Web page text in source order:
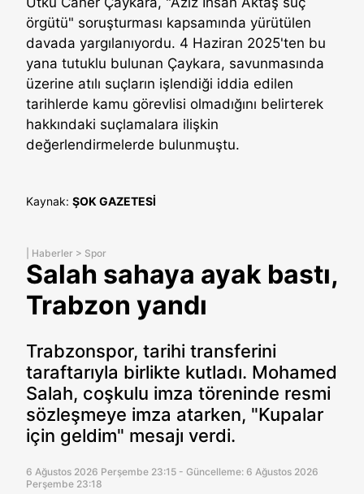
örgütü" soruşturması kapsamında yürütülen
davada yargılanıyordu. 4 Haziran 2025'ten bu
yana tutuklu bulunan Çaykara, savunmasında
üzerine atılı suçların işlendiği iddia edilen
tarihlerde kamu görevlisi olmadığını belirterek
hakkındaki suçlamalara ilişkin
değerlendirmelerde bulunmuştu.
Kaynak: ŞOK GAZETESİ
Haberler > Spor
Salah sahaya ayak bastı,
Trabzon yandı
Trabzonspor, tarihi transferini
taraftarıyla birlikte kutladı. Mohamed
Salah, coşkulu imza töreninde resmi
sözleşmeye imza atarken, "Kupalar
için geldim" mesajı verdi.
6 Ağustos 2026 Perşembe 23:15 - Güncelleme: 6 Ağustos 2026
Perşembe 23:18